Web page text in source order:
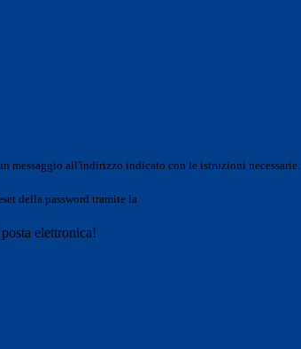
messaggio all'indirizzo indicato con le istruzioni necessarie.
della password tramite la
elettronica!